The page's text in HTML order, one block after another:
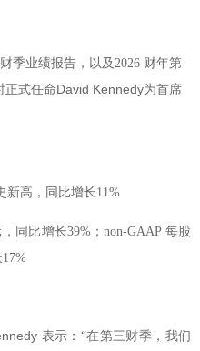
季业绩报告，以及2026 财年第
正式任命David Kennedy为首席
新高，同比增长11%
同比增长39%；non-GAAP 每股
表示 ：“在第三财季，我们